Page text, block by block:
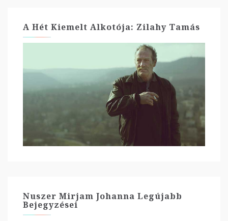
A Hét Kiemelt Alkotója: Zilahy Tamás
Nuszer Mirjam Johanna Legújabb
Bejegyzései